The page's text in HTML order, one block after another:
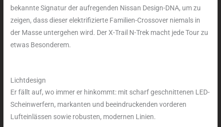
bekannte Signatur der aufregenden Nissan Design-DNA, um zu
zeigen, dass dieser elektrifizierte Familien-Crossover niemals in
der Masse untergehen wird. Der X-Trail N-Trek macht jede Tour zu
etwas Besonderem.
Lichtdesign
Er fällt auf, wo immer er hinkommt: mit scharf geschnittenen LED-
Scheinwerfern, markanten und beeindruckenden vorderen
Lufteinlässen sowie robusten, modernen Linien.